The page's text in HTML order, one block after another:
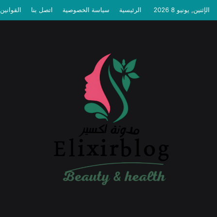
الإثنين, يونيو 8 2026 الرئيسية سياسة الخصوصية اتصل بنا